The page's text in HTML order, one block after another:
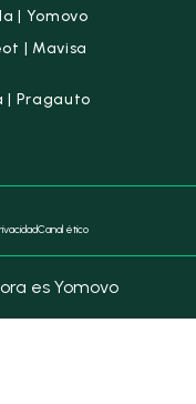
| Yomovo
| Mavisa
| Pragauto
Canal ético
es Yomovo